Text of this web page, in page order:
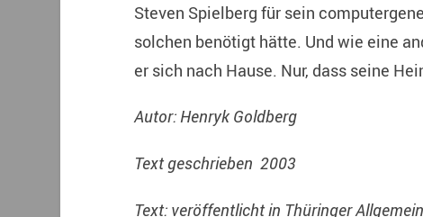
Steven Spielberg für sein
solchen benötigt hätte. Und wie eine
er sich nach Hause. Nur, dass seine
Autor: Henryk Goldberg
Text geschrieben 2003
Text: veröffentlicht in Thüringer